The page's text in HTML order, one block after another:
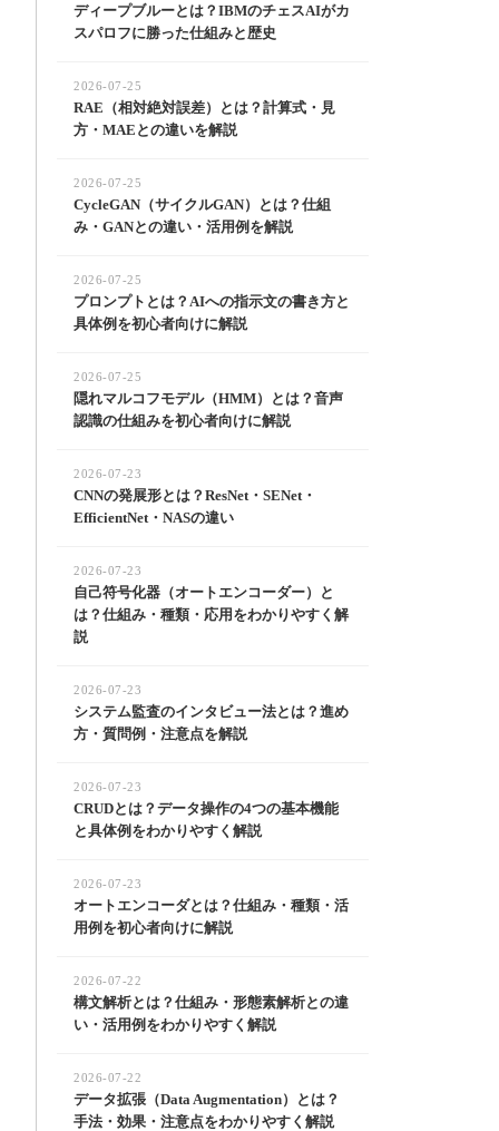
ディープブルーとは？IBMのチェスAIがカ
スパロフに勝った仕組みと歴史
RAE（相対絶対誤差）とは？計算式・見
方・MAEとの違いを解説
2026-07-25
CycleGAN（サイクルGAN）とは？仕組
み・GANとの違い・活用例を解説
2026-07-25
プロンプトとは？AIへの指示文の書き方と
具体例を初心者向けに解説
2026-07-25
隠れマルコフモデル（HMM）とは？音声
認識の仕組みを初心者向けに解説
2026-07-25
CNNの発展形とは？ResNet・SENet・
EfficientNet・NASの違い
2026-07-23
自己符号化器（オートエンコーダー）と
は？仕組み・種類・応用をわかりやすく解
説
2026-07-23
システム監査のインタビュー法とは？進め
方・質問例・注意点を解説
2026-07-23
CRUDとは？データ操作の4つの基本機能
と具体例をわかりやすく解説
2026-07-23
オートエンコーダとは？仕組み・種類・活
用例を初心者向けに解説
2026-07-23
構文解析とは？仕組み・形態素解析との違
い・活用例をわかりやすく解説
2026-07-22
データ拡張（Data Augmentation）とは？
手法・効果・注意点をわかりやすく解説
2026-07-22